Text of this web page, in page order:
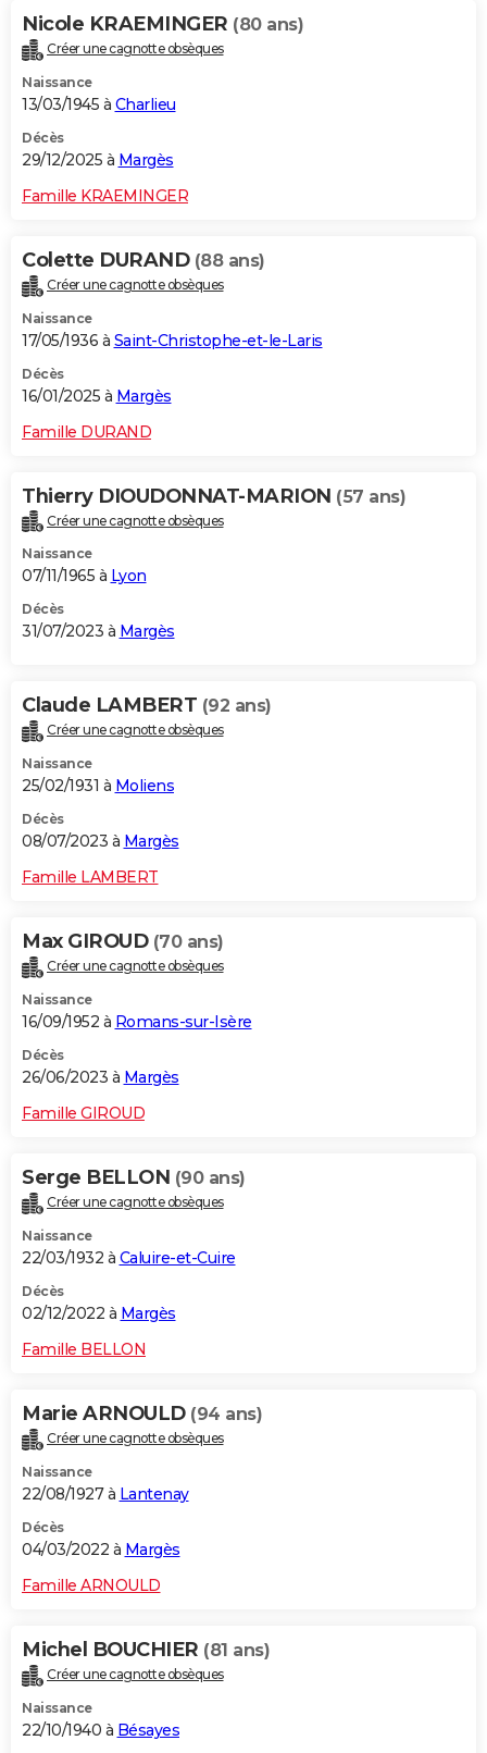
Bricolage
Lifestyle
Culture
Sport
Auto
Television
Voyage
Cinema
Nicole KRAEMINGER (80 ans)
Créer une cagnotte obsèques
Naissance
13/03/1945 à Charlieu
Décès
29/12/2025 à Margès
Famille KRAEMINGER
Colette DURAND (88 ans)
Créer une cagnotte obsèques
Naissance
17/05/1936 à Saint-Christophe-et-le-Laris
Décès
16/01/2025 à Margès
Famille DURAND
Thierry DIOUDONNAT-MARION (57 ans)
Créer une cagnotte obsèques
Naissance
07/11/1965 à Lyon
Décès
31/07/2023 à Margès
Claude LAMBERT (92 ans)
Créer une cagnotte obsèques
Naissance
25/02/1931 à Moliens
Décès
08/07/2023 à Margès
Famille LAMBERT
Max GIROUD (70 ans)
Créer une cagnotte obsèques
Naissance
16/09/1952 à Romans-sur-Isère
Décès
26/06/2023 à Margès
Famille GIROUD
Serge BELLON (90 ans)
Créer une cagnotte obsèques
Naissance
22/03/1932 à Caluire-et-Cuire
Décès
02/12/2022 à Margès
Famille BELLON
Marie ARNOULD (94 ans)
Créer une cagnotte obsèques
Naissance
22/08/1927 à Lantenay
Décès
04/03/2022 à Margès
Famille ARNOULD
Michel BOUCHIER (81 ans)
Créer une cagnotte obsèques
Naissance
22/10/1940 à Bésayes